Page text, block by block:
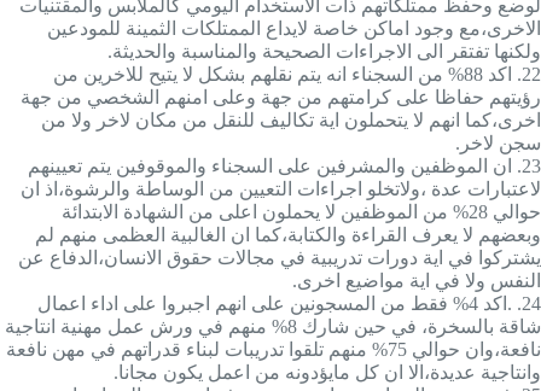
لوضع وحفظ ممتلكاتهم ذات الاستخدام اليومي كالملابس والمقتنيات
الاخرى،مع وجود اماكن خاصة لايداع الممتلكات الثمينة للمودعين
ولكنها تفتقر الى الاجراءات الصحيحة والمناسبة والحديثة.
22.
اكد 88% من السجناء انه يتم نقلهم بشكل لا يتيح للاخرين من
رؤيتهم حفاظا على كرامتهم من جهة وعلى امنهم الشخصي من جهة
اخرى،كما انهم لا يتحملون اية تكاليف للنقل من مكان لاخر ولا من
سجن لاخر.
23.
ان الموظفين والمشرفين على السجناء والموقوفين يتم تعيينهم
لاعتبارات عدة ،ولاتخلو اجراءات التعيين من الوساطة والرشوة،اذ ان
حوالي 28% من الموظفين لا يحملون اعلى من الشهادة الابتدائة
وبعضهم لا يعرف القراءة والكتابة،كما ان الغالبية العظمى منهم لم
يشتركوا في اية دورات تدريبية في مجالات حقوق الانسان،الدفاع عن
النفس ولا في اية مواضيع اخرى.
24.
.اكد 4% فقط من المسجونين على انهم اجبروا على اداء اعمال
شاقة بالسخرة، في حين شارك 8% منهم في ورش عمل مهنية انتاجية
نافعة،وان حوالي 75% منهم تلقوا تدريبات لبناء قدراتهم في مهن نافعة
وانتاجية عديدة،الا ان كل مايؤدونه من اعمل يكون مجانا.